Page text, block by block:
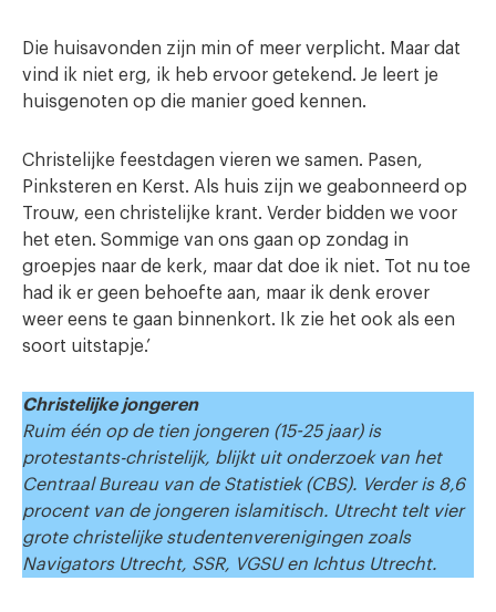
Die huisavonden zijn min of meer verplicht. Maar dat
vind ik niet erg, ik heb ervoor getekend. Je leert je
huisgenoten op die manier goed kennen.
Christelijke feestdagen vieren we samen. Pasen,
Pinksteren en Kerst. Als huis zijn we geabonneerd op
Trouw, een christelijke krant. Verder bidden we voor
het eten. Sommige van ons gaan op zondag in
groepjes naar de kerk, maar dat doe ik niet. Tot nu toe
had ik er geen behoefte aan, maar ik denk erover
weer eens te gaan binnenkort. Ik zie het ook als een
soort uitstapje.’
Christelijke jongeren
Ruim één op de tien jongeren (15-25 jaar) is
protestants-christelijk, blijkt uit onderzoek van het
Centraal Bureau van de Statistiek (CBS). Verder is 8,6
procent van de jongeren islamitisch. Utrecht telt vier
grote christelijke studentenverenigingen zoals
Navigators Utrecht, SSR, VGSU en Ichtus Utrecht.